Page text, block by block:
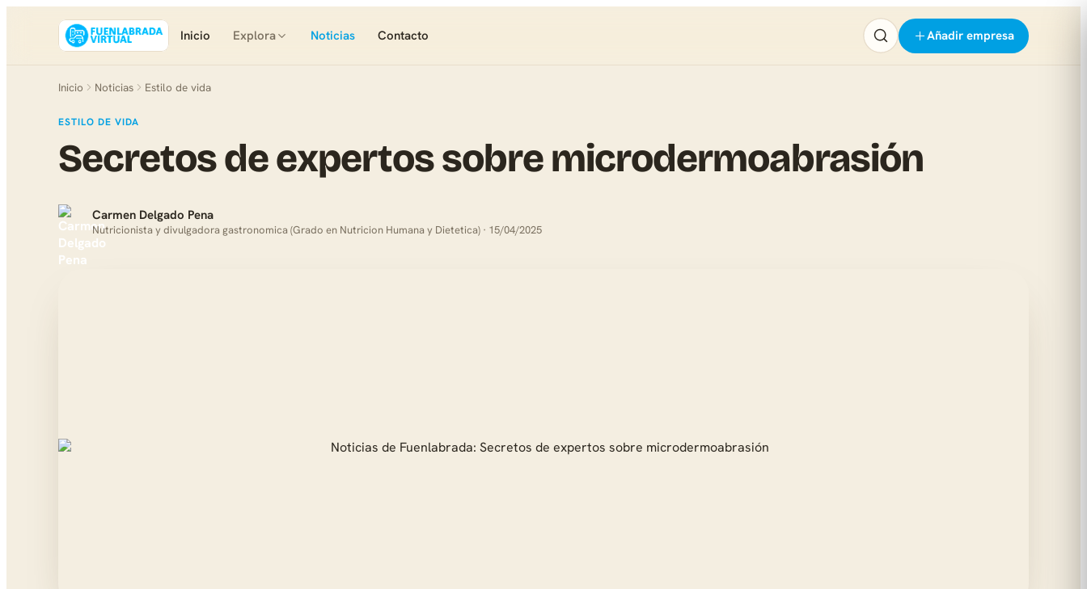
Inicio Explora Noticias Contacto Añadir empresa
Inicio Noticias Estilo de vida
ESTILO DE VIDA
Secretos de expertos sobre microdermoabrasión
Carmen Delgado Pena
Nutricionista y divulgadora gastronomica (Grado en Nutricion Humana y Dietetica) · 15/04/2025